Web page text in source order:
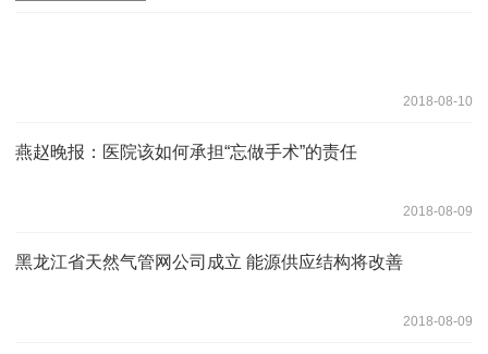
2018-08-10
燕赵晚报：医院该如何承担“忘做手术”的责任
2018-08-09
黑龙江省天然气管网公司成立 能源供应结构将改善
2018-08-09